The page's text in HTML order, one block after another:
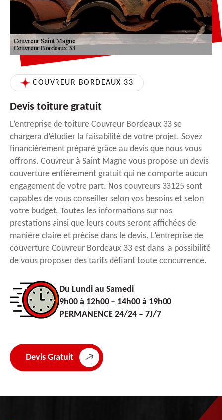
COUVREUR BORDEAUX 33
Devis toiture gratuit
L’entreprise de toiture Couvreur Bordeaux 33 se
chargera d’étudier la faisabilité de votre projet. Soyez
financièrement préparé grâce au devis que nous vous
offrons. Couvreur à Saint Magne vous propose un devis
couverture entièrement gratuit qui ne comporte aucun
engagement de votre part. Nos couvreurs 33125 sont
capables de vous conseiller selon vos besoins et selon
votre budget. Toutes les informations sur nos
prestations ainsi que leurs couts seront affichées de
manière claire et précise dans le devis. L’entreprise de
couverture Couvreur Bordeaux 33 est dans la possibilité
de vous proposer des tarifs défiant toute concurrence.
Du Lundi au Samedi
9h00 à 12h00 – 14h00 à 19h00
PERMANENCE 24/24 – 7J/7
Devis Gratuit